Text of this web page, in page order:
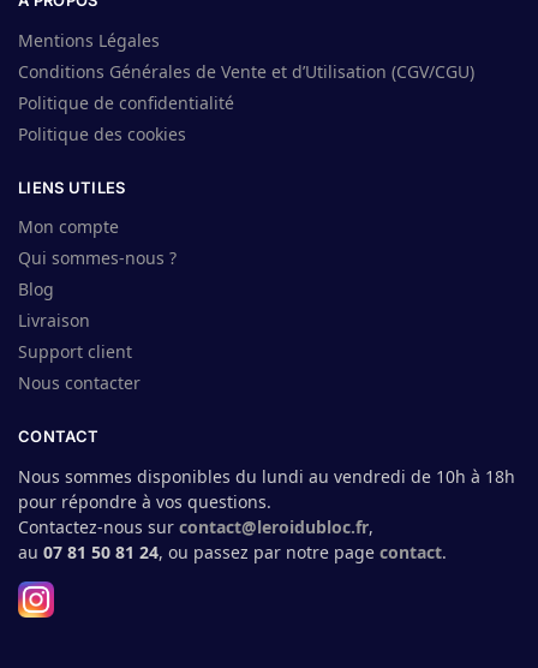
Mentions Légales
Conditions Générales de Vente et d’Utilisation (CGV/CGU)
Politique de confidentialité
Politique des cookies
LIENS UTILES
Mon compte
Qui sommes-nous ?
Blog
Livraison
Support client
Nous contacter
CONTACT
Nous sommes disponibles du lundi au vendredi de 10h à 18h
pour répondre à vos questions.
Contactez-nous sur contact@leroidubloc.fr,
au 07 81 50 81 24, ou passez par notre page contact.